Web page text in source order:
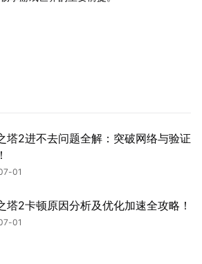
塔2进不去问题全解：突破网络与验证
01
塔2卡顿原因分析及优化加速全攻略！
01